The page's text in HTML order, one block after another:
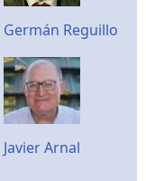
Germán Reguillo
Javier Arnal